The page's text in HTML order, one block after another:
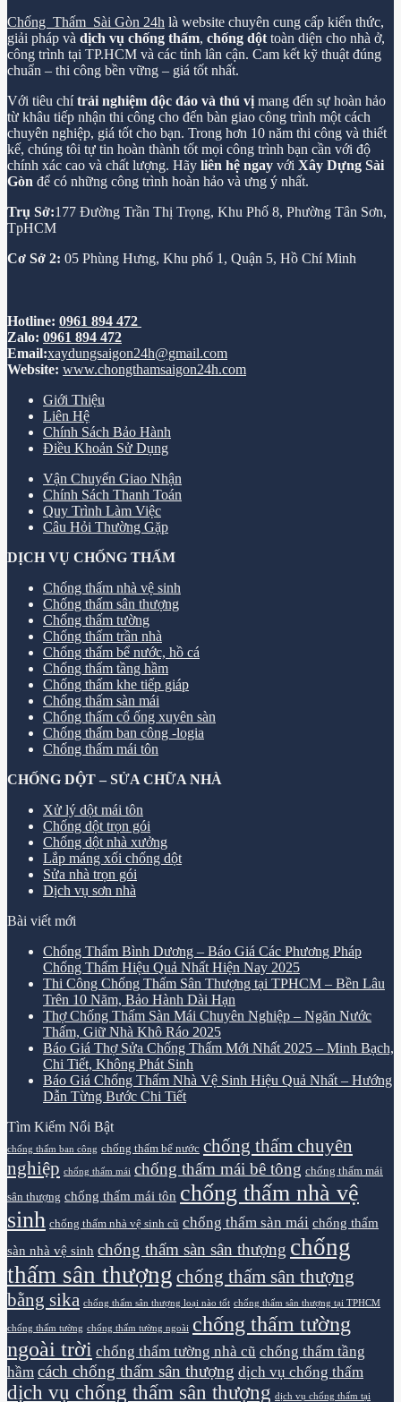
Chống Thấm Sài Gòn 24h là website chuyên cung cấp kiến thức,
giải pháp và dịch vụ chống thấm, chống dột toàn diện cho nhà ở,
công trình tại TP.HCM và các tỉnh lân cận. Cam kết kỹ thuật đúng
chuẩn – thi công bền vững – giá tốt nhất.
Với tiêu chítrải nghiệm độc đáo và thú vị mang đến sự hoàn hảo
từ khâu tiếp nhận thi công cho đến bàn giao công trình một cách
chuyên nghiệp, giá tốt cho bạn. Trong hơn 10 năm thi công và thiết
kế, chúng tôi tự tin hoàn thành tốt mọi công trình bạn cần với độ
chính xác cao và chất lượng. Hãy liên hệ ngay với Xây Dựng Sài
Gòn để có những công trình hoàn hảo và ưng ý nhất.
Trụ Sở:177 Đường Trần Thị Trọng, Khu Phố 8, Phường Tân Sơn,
TpHCM
Cơ Sở 2: 05 Phùng Hưng, Khu phố 1, Quận 5, Hồ Chí Minh
Hotline: 0961 894 472
Zalo: 0961 894 472
Email:xaydungsaigon24h@gmail.com
Website: www.chongthamsaigon24h.com
Giới Thiệu
Liên Hệ
Chính Sách Bảo Hành
Điều Khoản Sử Dụng
Vận Chuyển Giao Nhận
Chính Sách Thanh Toán
Quy Trình Làm Việc
Câu Hỏi Thường Gặp
DỊCH VỤ CHỐNG THẤM
Chống thấm nhà vệ sinh
Chống thấm sân thượng
Chống thấm tường
Chống thấm trần nhà
Chống thấm bể nước, hồ cá
Chống thấm tầng hầm
Chống thấm khe tiếp giáp
Chống thấm sàn mái
Chống thấm cổ ống xuyên sàn
Chống thấm ban công -logia
Chống thấm mái tôn
CHỐNG DỘT – SỬA CHỮA NHÀ
Xử lý dột mái tôn
Chống dột trọn gói
Chống dột nhà xưởng
Lắp máng xối chống dột
Sửa nhà trọn gói
Dịch vụ sơn nhà
Bài viết mới
Chống Thấm Bình Dương – Báo Giá Các Phương Pháp
Chống Thấm Hiệu Quả Nhất Hiện Nay 2025
Thi Công Chống Thấm Sân Thượng tại TPHCM – Bền Lâu
Trên 10 Năm, Bảo Hành Dài Hạn
Thợ Chống Thấm Sàn Mái Chuyên Nghiệp – Ngăn Nước
Thấm, Giữ Nhà Khô Ráo 2025
Báo Giá Thợ Sửa Chống Thấm Mới Nhất 2025 – Minh Bạch,
Chi Tiết, Không Phát Sinh
Báo Giá Chống Thấm Nhà Vệ Sinh Hiệu Quả Nhất – Hướng
Dẫn Từng Bước Chi Tiết
Tìm Kiếm Nổi Bật
chống thấm ban công chống thấm bể nước chống thấm chuyên
nghiệp chống thấm mái chống thấm mái bê tông chống thấm mái
sân thượng chống thấm mái tôn chống thấm nhà vệ
sinh chống thấm nhà vệ sinh cũ chống thấm sàn mái chống thấm
sàn nhà vệ sinh chống thấm sàn sân thượng chống
thấm sân thượng chống thấm sân thượng
bằng sika chống thấm sân thượng loại nào tốt chống thấm sân thượng tại TPHCM
chống thấm tường chống thấm tường ngoài chống thấm tường
ngoài trời chống thấm tường nhà cũ chống thấm tầng
hầm cách chống thấm sân thượng dịch vụ chống thấm
dịch vụ chống thấm sân thượng dịch vụ chống thấm tại